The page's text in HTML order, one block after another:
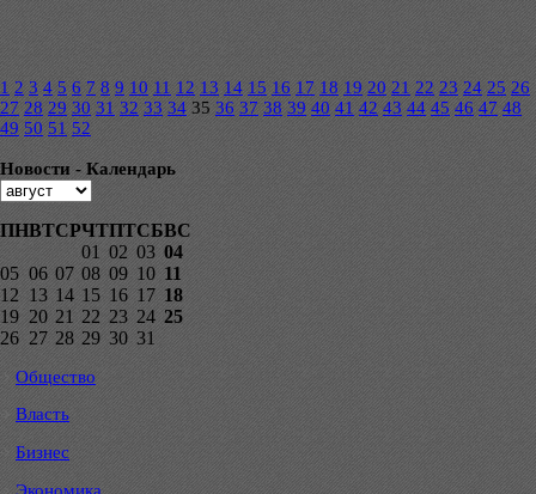
1 2 3 4 5 6 7 8 9 10 11 12 13 14 15 16 17 18 19 20 21 22 23 24 25 26
27 28 29 30 31 32 33 34 35 36 37 38 39 40 41 42 43 44 45 46 47 48
49 50 51 52
Новости - Календарь
ПНВТСРЧТПТСБВС
01 02 03 04
05 06 07 08 09 10 11
12 13 14 15 16 17 18
19 20 21 22 23 24 25
26 27 28 29 30 31
Общество
Власть
Бизнес
Экономика